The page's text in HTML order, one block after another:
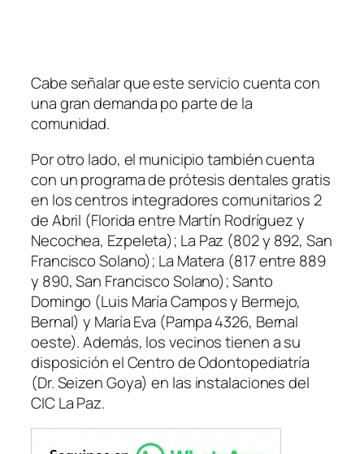
Cabe señalar que este servicio cuenta con
una gran demanda po parte de la
comunidad.
Por otro lado, el municipio también cuenta
con un programa de prótesis dentales gratis
en los centros integradores comunitarios 2
de Abril (Florida entre Martín Rodríguez y
Necochea, Ezpeleta); La Paz (802 y 892, San
Francisco Solano); La Matera (817 entre 889
y 890, San Francisco Solano); Santo
Domingo (Luis María Campos y Bermejo,
Bernal) y María Eva (Pampa 4326, Bernal
oeste). Además, los vecinos tienen a su
disposición el Centro de Odontopediatría
(Dr. Seizen Goya) en las instalaciones del
CIC La Paz.